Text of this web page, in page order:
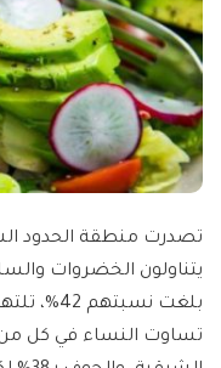
تصدرت منطقة الحدود
يتناولون الخضروات
تساوت النساء في كل من